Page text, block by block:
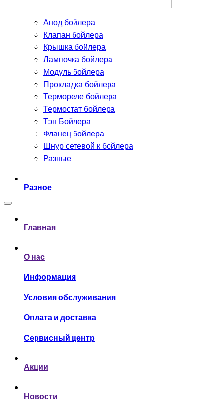
Анод бойлера
Клапан бойлера
Крышка бойлера
Лампочка бойлера
Модуль бойлера
Прокладка бойлера
Термореле бойлера
Термостат бойлера
Тэн Бойлера
Фланец бойлера
Шнур сетевой к бойлера
Разные
Разное
Главная
О нас
Информация
Условия обслуживания
Оплата и доставка
Сервисный центр
Акции
Новости